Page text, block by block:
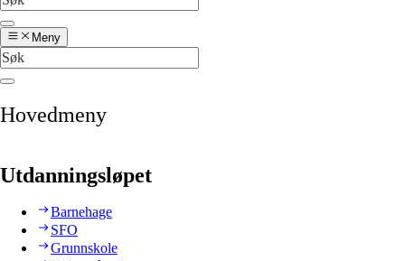
Meny
Hovedmeny
Utdanningsløpet
Barnehage
SFO
Grunnskole